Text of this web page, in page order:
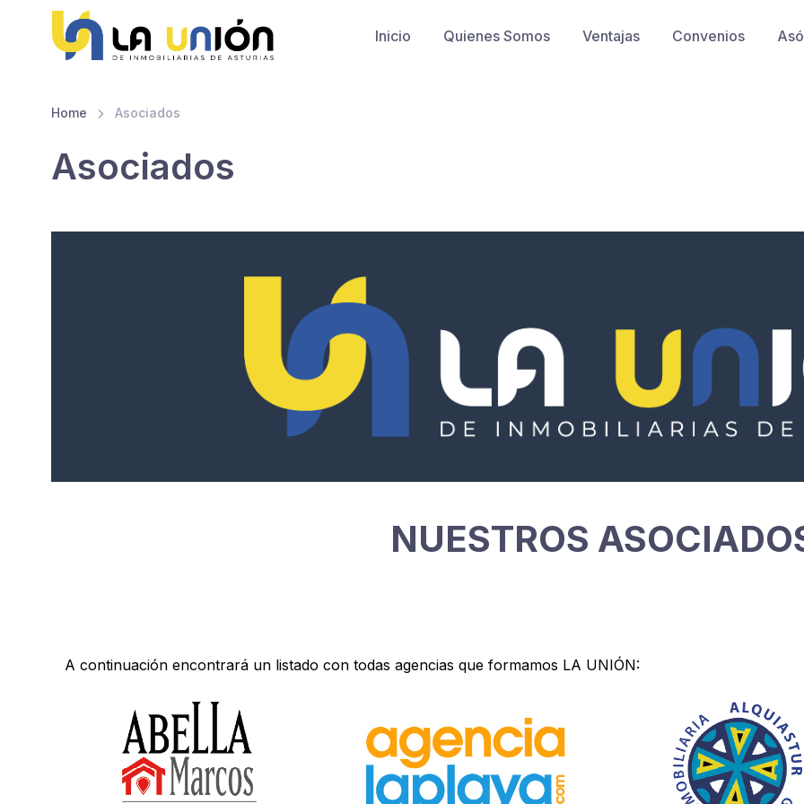
Inicio Quienes Somos Ventajas Convenios
Home Asociados
Asociados
NUESTROS
A continuación encontrará un listado con todas agencias que formamos LA UNIÓN: